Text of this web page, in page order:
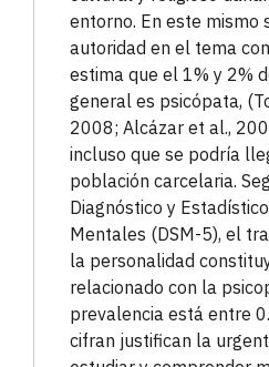
entorno. En este mismo
autoridad en el tema
estima que el 1% y 2%
general es psicópata,
2008; Alcázar et al.,
incluso que se podría
población carcelaria.
Diagnóstico y
Mentales (DSM-5), el
la personalidad
relacionado con la
prevalencia está entre
cifran justifican la